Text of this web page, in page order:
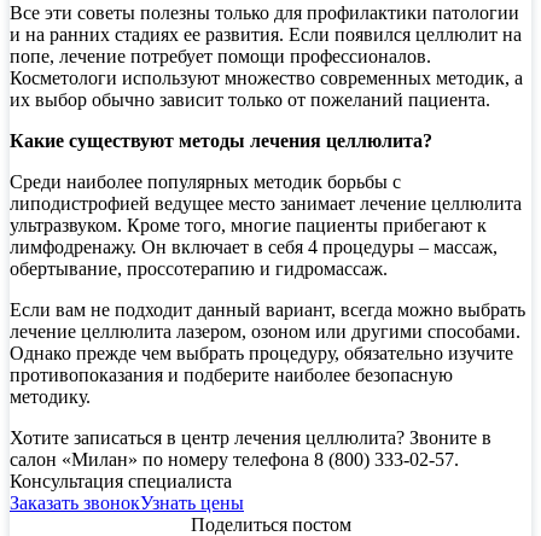
Все эти советы полезны только для профилактики патологии
и на ранних стадиях ее развития. Если появился целлюлит на
попе, лечение потребует помощи профессионалов.
Косметологи используют множество современных методик, а
их выбор обычно зависит только от пожеланий пациента.
Какие существуют методы лечения целлюлита?
Среди наиболее популярных методик борьбы с
липодистрофией ведущее место занимает лечение целлюлита
ультразвуком. Кроме того, многие пациенты прибегают к
лимфодренажу. Он включает в себя 4 процедуры – массаж,
обертывание, проссотерапию и гидромассаж.
Если вам не подходит данный вариант, всегда можно выбрать
лечение целлюлита лазером, озоном или другими способами.
Однако прежде чем выбрать процедуру, обязательно изучите
противопоказания и подберите наиболее безопасную
методику.
Хотите записаться в центр лечения целлюлита? Звоните в
салон «Милан» по номеру телефона 8 (800) 333-02-57.
Консультация специалиста
Заказать звонокУзнать цены
Поделиться постом